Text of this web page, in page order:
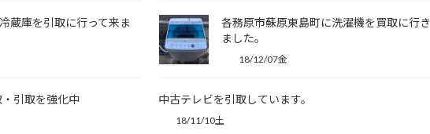
蔵庫を引取に行って来ま
各務原市蘇原東島町に洗濯機を買取に行き
ました。
18/12/07金
引取を強化中 中古テレビを引取しています。
18/11/10土